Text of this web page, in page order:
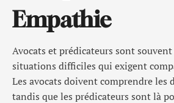
Empathie
Avocats et prédicateurs sont
situations difficiles qui exigent
Les avocats doivent comprendre les
tandis que les prédicateurs sont là